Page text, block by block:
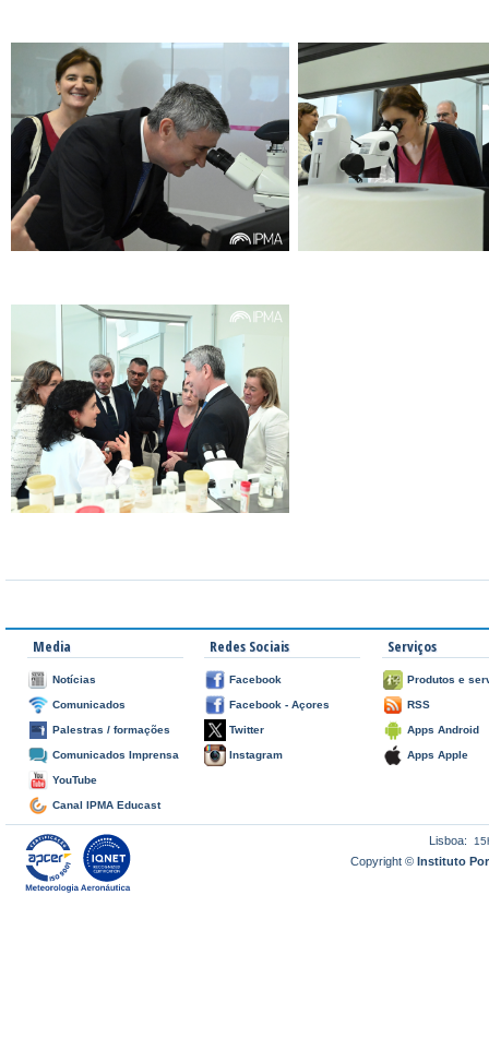
Media
Notícias
Comunicados
Palestras / formações
Comunicados Imprensa
YouTube
Canal IPMA Educast
Redes Sociais
Facebook
Facebook - Açores
Twitter
Instagram
Serviços
Produtos e
RSS
Apps Android
Apps Apple
Lisboa:
Copyright ©Instituto